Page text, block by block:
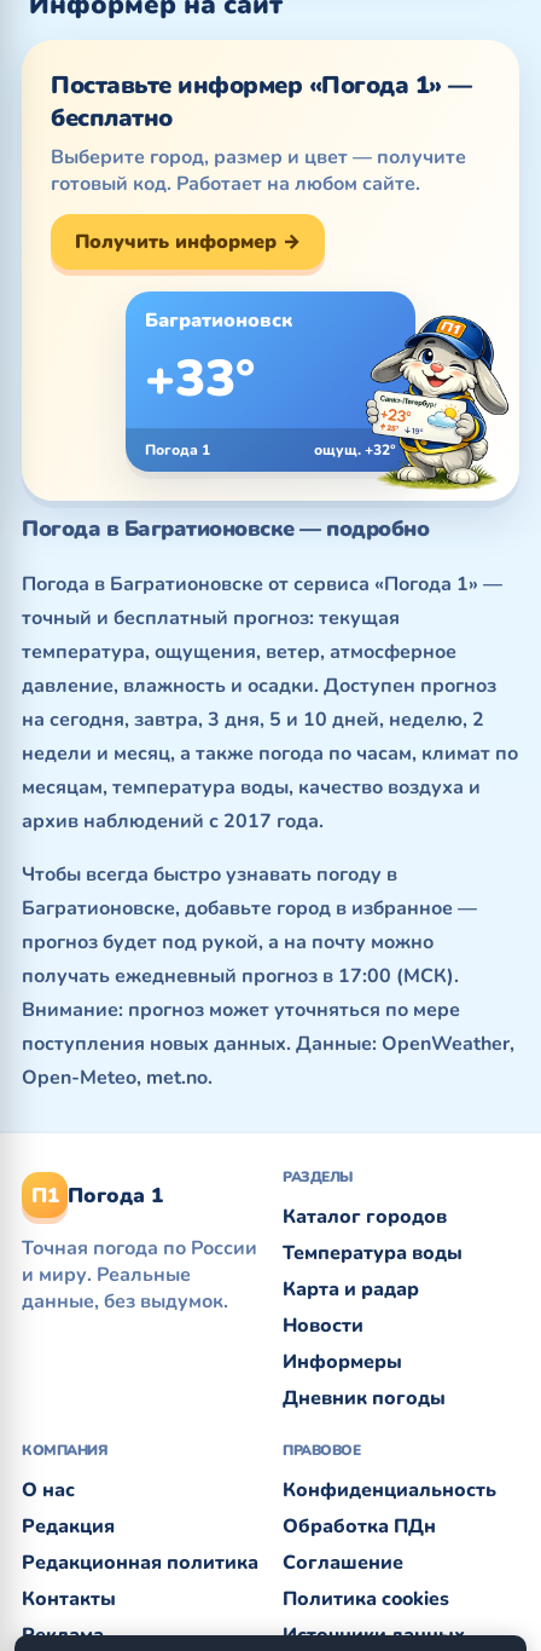
Поставьте информер «Погода 1» —
бесплатно
Выберите город, размер и цвет — получите
готовый код. Работает на любом сайте.
Получить информер →
Багратионовск
+33°
Погода 1 ощущ. +32°
Погода в Багратионовске — подробно
Погода в Багратионовске от сервиса «Погода 1» —
точный и бесплатный прогноз: текущая
температура, ощущения, ветер, атмосферное
давление, влажность и осадки. Доступен прогноз
на сегодня, завтра, 3 дня, 5 и 10 дней, неделю, 2
недели и месяц, а также погода по часам, климат по
месяцам, температура воды, качество воздуха и
архив наблюдений с 2017 года.
Чтобы всегда быстро узнавать погоду в
Багратионовске, добавьте город в избранное —
прогноз будет под рукой, а на почту можно
получать ежедневный прогноз в 17:00 (МСК).
Внимание: прогноз может уточняться по мере
поступления новых данных. Данные: OpenWeather,
Open-Meteo, met.no.
П1 Погода 1
Точная погода по России
и миру. Реальные
данные, без выдумок.
РАЗДЕЛЫ
Каталог городов
Температура воды
Карта и радар
Новости
Информеры
Дневник погоды
КОМПАНИЯ
О нас
Редакция
Редакционная политика
Контакты
Реклама
ПРАВОВОЕ
Конфиденциальность
Обработка ПДн
Соглашение
Политика cookies
Источники данных